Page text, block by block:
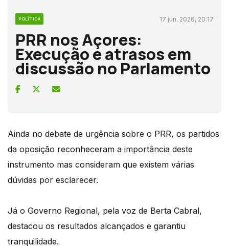
POLÍTICA 17 jun, 2026, 20:17
PRR nos Açores:
Execução e atrasos em
discussão no Parlamento
Ainda no debate de urgência sobre o PRR, os partidos
da oposição reconheceram a importância deste
instrumento mas consideram que existem várias
dúvidas por esclarecer.
Já o Governo Regional, pela voz de Berta Cabral,
destacou os resultados alcançados e garantiu
tranquilidade.